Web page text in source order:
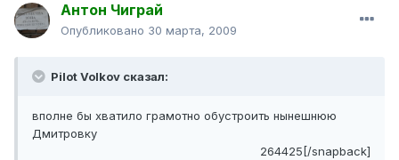
Антон Чиграй
Опубликовано 30 марта, 2009
Pilot Volkov сказал:
вполне бы хватило грамотно обустроить нынешнюю
Дмитровку
264425[/snapback]